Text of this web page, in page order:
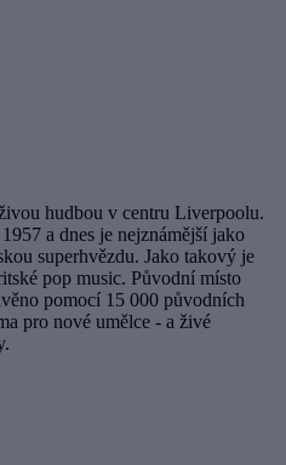
hudbou v centru Liverpoolu.
a dnes je nejznámější jako
superhvězdu. Jako takový je
pop music. Původní místo
pomocí 15 000 původních
pro nové umělce - a živé